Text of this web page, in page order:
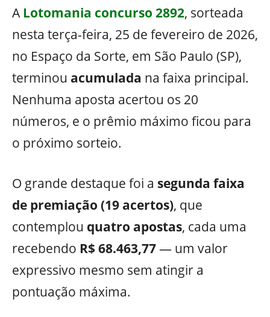
ALotomania concurso 2892, sorteada
nesta terça-feira, 25 de fevereiro de 2026,
no Espaço da Sorte, em São Paulo (SP),
terminou acumulada na faixa principal.
Nenhuma aposta acertou os 20
números, e o prêmio máximo ficou para
o próximo sorteio.
O grande destaque foi a segunda faixa
de premiação (19 acertos), que
contemplou quatro apostas, cada uma
recebendo R$ 68.463,77— um valor
expressivo mesmo sem atingir a
pontuação máxima.